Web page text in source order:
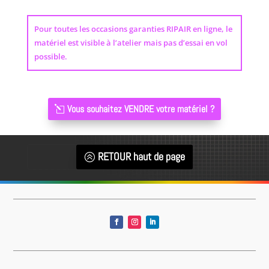
Pour toutes les occasions garanties RIPAIR en ligne, le
matériel est visible à l’atelier mais pas d’essai en vol
possible.
Vous souhaitez VENDRE votre matériel ?
RETOUR haut de page